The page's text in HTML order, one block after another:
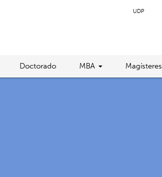
UDP
Doctorado MBA Magísteres